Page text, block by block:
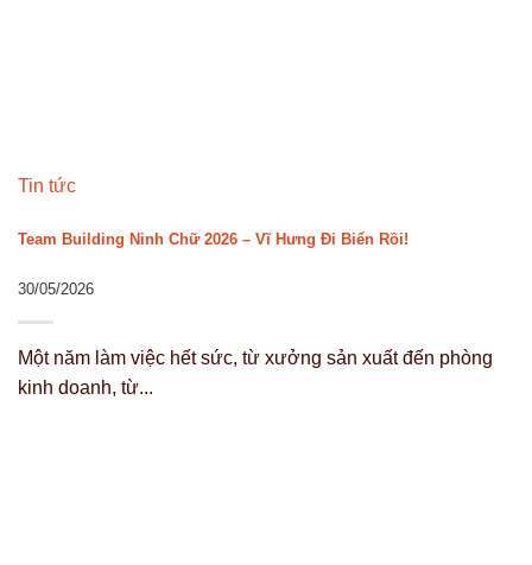
Tin tức
Team Building Ninh Chữ 2026 – Vĩ Hưng Đi Biển Rồi!
30/05/2026
Một năm làm việc hết sức, từ xưởng sản xuất đến phòng
kinh doanh, từ...